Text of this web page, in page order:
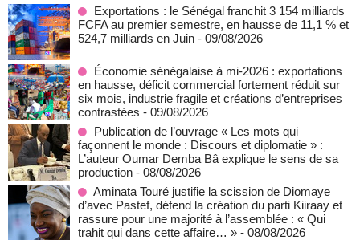
Exportations : le Sénégal franchit 3 154 milliards
FCFA au premier semestre, en hausse de 11,1 % et
524,7 milliards en Juin - 09/08/2026
Économie sénégalaise à mi-2026 : exportations
en hausse, déficit commercial fortement réduit sur
six mois, industrie fragile et créations d’entreprises
contrastées - 09/08/2026
Publication de l’ouvrage « Les mots qui
façonnent le monde : Discours et diplomatie » :
L’auteur Oumar Demba Bâ explique le sens de sa
production - 08/08/2026
Aminata Touré justifie la scission de Diomaye
d’avec Pastef, défend la création du parti Kiiraay et
rassure pour une majorité à l’assemblée : « Qui
trahit qui dans cette affaire… » - 08/08/2026